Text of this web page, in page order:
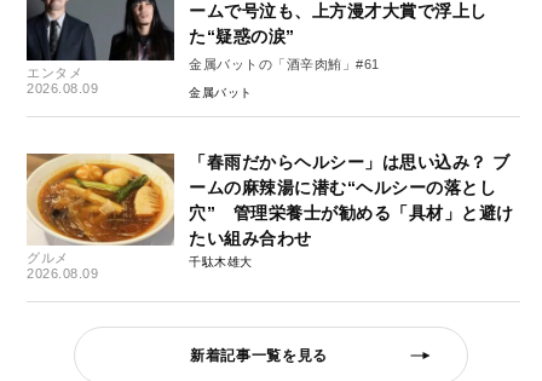
エンタメ
2026.08.09
ームで号泣も、上方漫才大賞で浮上し
た“疑惑の涙”
金属バットの「酒辛肉鮪」#61
金属バット
グルメ
2026.08.09
「春雨だからヘルシー」は思い込み？ ブ
ームの麻辣湯に潜む“ヘルシーの落とし
穴” 管理栄養士が勧める「具材」と避け
たい組み合わせ
千駄木雄大
新着記事一覧を見る